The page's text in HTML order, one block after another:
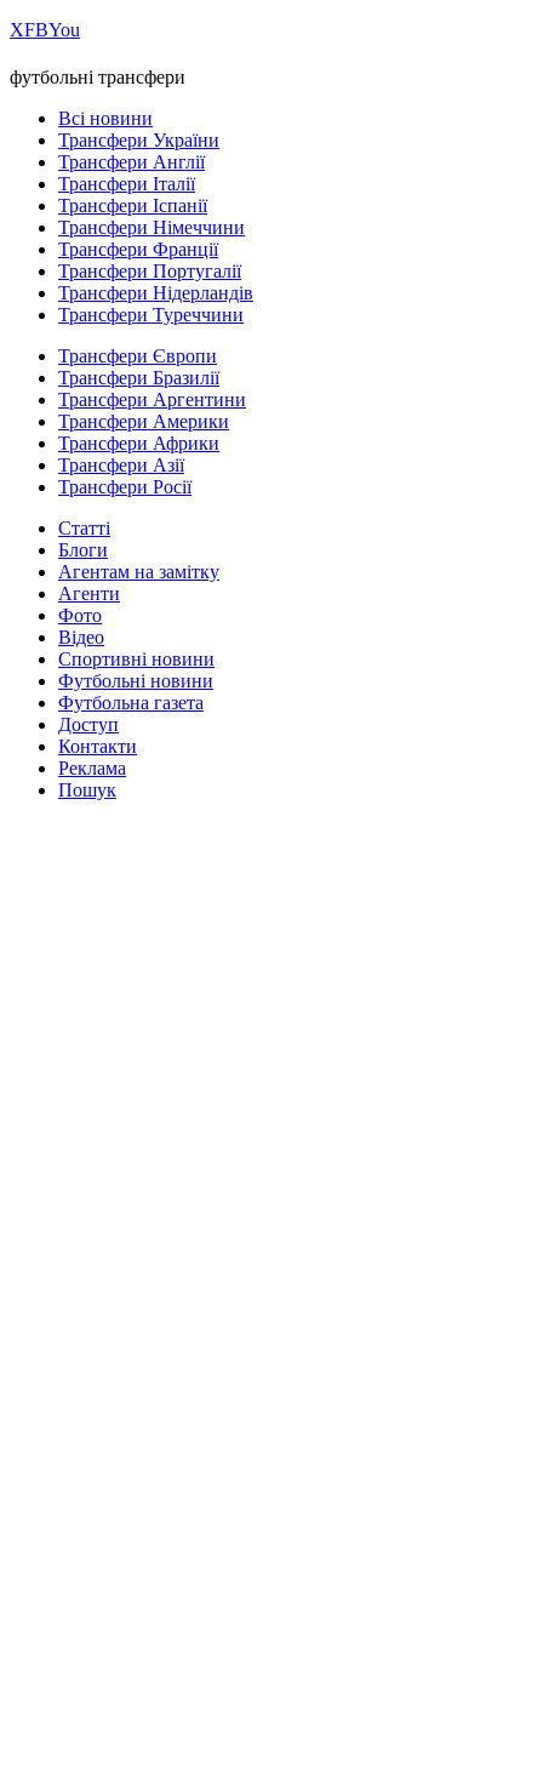
ХFBYou
футбольні трансфери
Всі новини
Трансфери України
Трансфери Англії
Трансфери Італії
Трансфери Іспанії
Трансфери Німеччини
Трансфери Франції
Трансфери Португалії
Трансфери Нідерландів
Трансфери Туреччини
Трансфери Європи
Трансфери Бразилії
Трансфери Аргентини
Трансфери Америки
Трансфери Африки
Трансфери Азії
Трансфери Росії
Статті
Блоги
Агентам на замітку
Агенти
Фото
Відео
Спортивні новини
Футбольні новини
Футбольна газета
Доступ
Контакти
Реклама
Пошук